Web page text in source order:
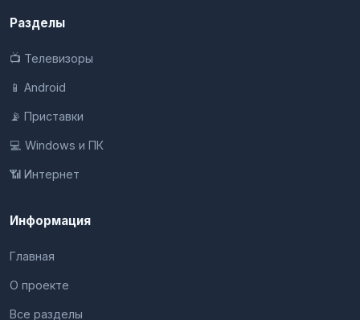
Разделы
📺 Телевизоры
📱 Android
📡 Приставки
💻 Windows и ПК
📶 Интернет
Информация
Главная
О проекте
Все разделы